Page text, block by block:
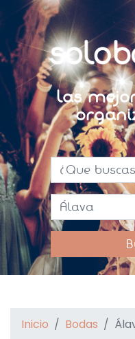
Las
¿Que
Álava
Inicio Bodas